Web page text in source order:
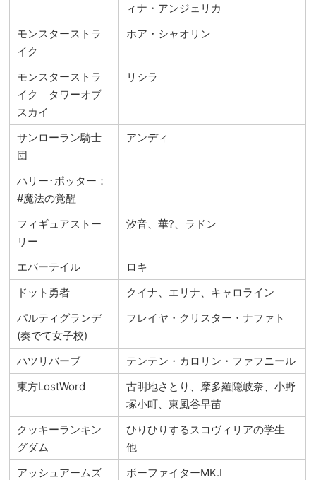
ィナ・アンジェリカ
モンスターストラ
イク
ホア・シャオリン
モンスターストラ
イク タワーオブ
スカイ
リシラ
サンローラン騎士
団
アンディ
ハリー･ポッター：
#魔法の覚醒
フィギュアストー
リー
汐音、華?、ラドン
エバーテイル
ロキ
ドット勇者
クイナ、エリナ、キャロライン
パルティグランデ
(奏でて女子校)
フレイヤ・クリスター・ナファト
ハツリバーブ
テンテン・カロリン・ファフニール
東方LostWord
古明地さとり、摩多羅隠岐奈、小野
塚小町、東風谷早苗
クッキーランキン
グダム
ひりひりするスコヴィリアの学生
他
アッシュアームズ
ボーファイターMK.Ⅰ